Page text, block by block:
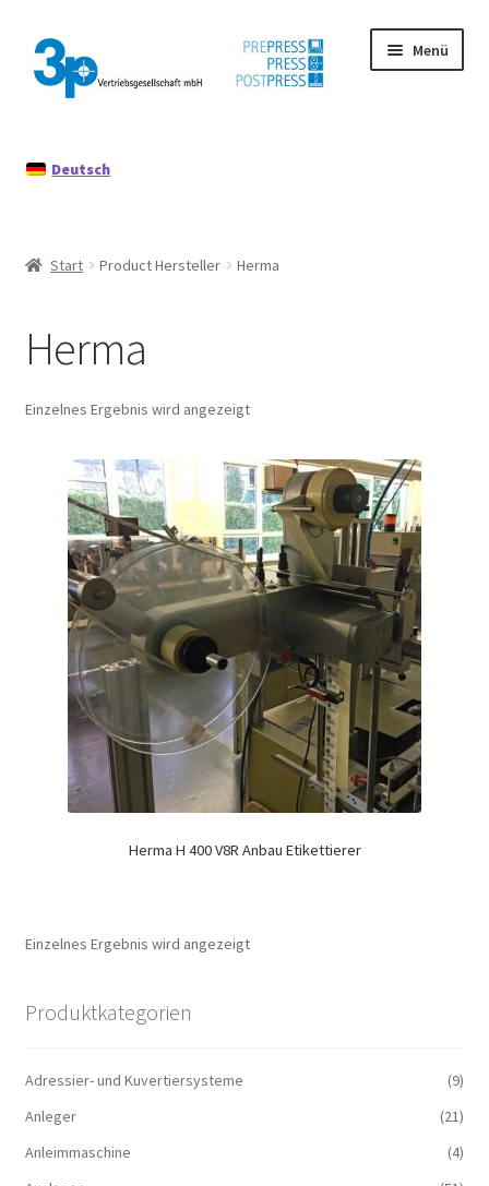
Zur
Navigation
springen
Zum
Inhalt
springen
Menü
Datenschutz
Mein Konto
Deutsch
Start Product Hersteller Herma
Herma
Einzelnes Ergebnis wird angezeigt
Herma H 400 V8R Anbau Etikettierer
Einzelnes Ergebnis wird angezeigt
Produktkategorien
Adressier- und Kuvertiersysteme
(9)
Anleger
(21)
Anleimmaschine
(4)